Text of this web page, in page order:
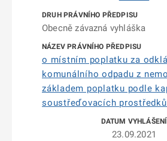
Obecně závazná vyhláška
o místním poplatku za
komunálního odpadu z
základem poplatku podle
soustřeďovacích
23.09.2021